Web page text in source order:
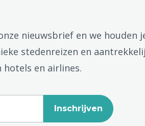
nieuwsbrief en we houden
stedenreizen en
hotels en airlines.
Inschrijven